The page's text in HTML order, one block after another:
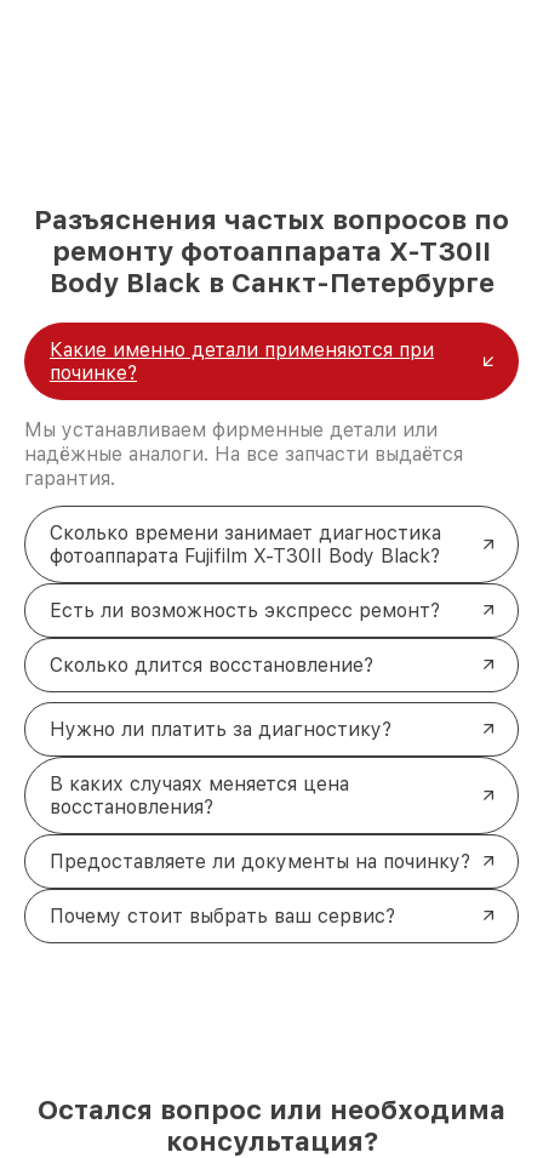
Разъяснения частых вопросов по
ремонту фотоаппарата X-T30II
Body Black в Санкт-Петербурге
Какие именно детали применяются при
починке?
Мы устанавливаем фирменные детали или
надёжные аналоги. На все запчасти выдаётся
гарантия.
Сколько времени занимает диагностика
фотоаппарата Fujifilm X-T30II Body Black?
Есть ли возможность экспресс ремонт?
Сколько длится восстановление?
Нужно ли платить за диагностику?
В каких случаях меняется цена
восстановления?
Предоставляете ли документы на починку?
Почему стоит выбрать ваш сервис?
Остался вопрос или необходима
консультация?